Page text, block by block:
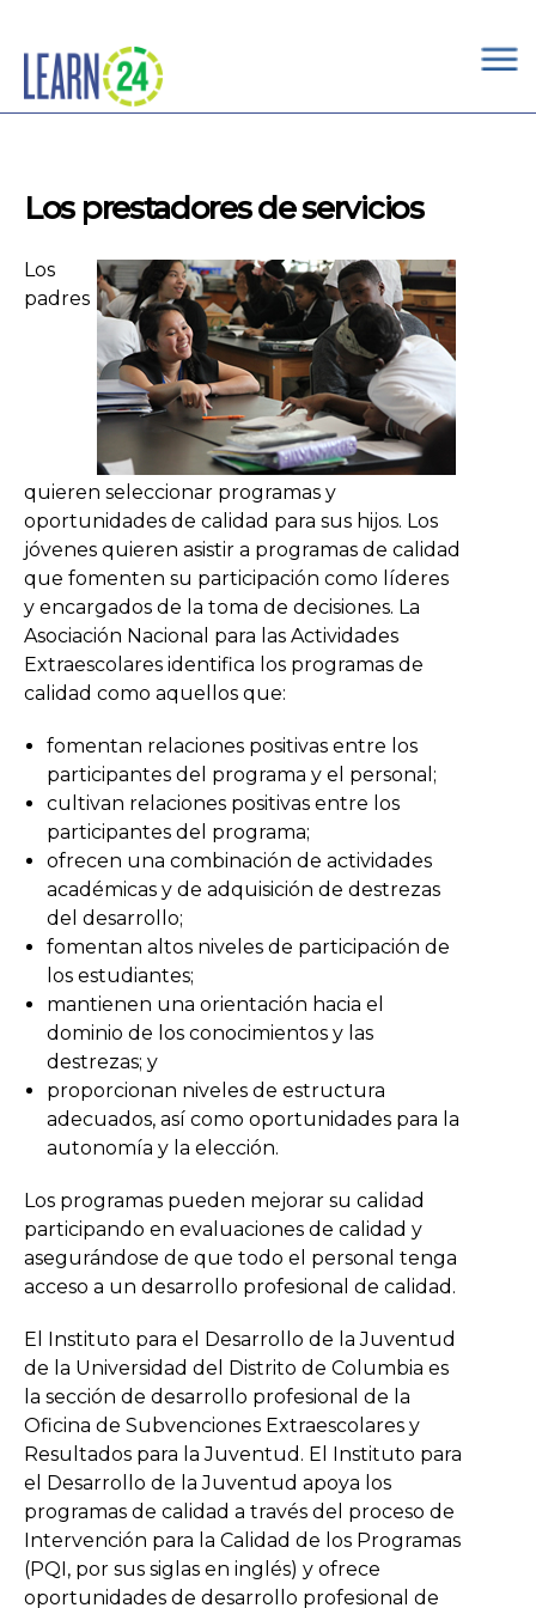
×
Los prestadores de servicios
Los
padres
quieren seleccionar programas y
oportunidades de calidad para sus hijos. Los
jóvenes quieren asistir a programas de calidad
que fomenten su participación como líderes
y encargados de la toma de decisiones. La
Asociación Nacional para las Actividades
Extraescolares identifica los programas de
calidad como aquellos que:
fomentan relaciones positivas entre los
participantes del programa y el personal;
cultivan relaciones positivas entre los
participantes del programa;
ofrecen una combinación de actividades
académicas y de adquisición de destrezas
del desarrollo;
fomentan altos niveles de participación de
los estudiantes;
mantienen una orientación hacia el
dominio de los conocimientos y las
destrezas; y
proporcionan niveles de estructura
adecuados, así como oportunidades para la
autonomía y la elección.
Los programas pueden mejorar su calidad
participando en evaluaciones de calidad y
asegurándose de que todo el personal tenga
acceso a un desarrollo profesional de calidad.
El Instituto para el Desarrollo de la Juventud
de la Universidad del Distrito de Columbia es
la sección de desarrollo profesional de la
Oficina de Subvenciones Extraescolares y
Resultados para la Juventud. El Instituto para
el Desarrollo de la Juventud apoya los
programas de calidad a través del proceso de
Intervención para la Calidad de los Programas
(PQI, por sus siglas en inglés) y ofrece
oportunidades de desarrollo profesional de